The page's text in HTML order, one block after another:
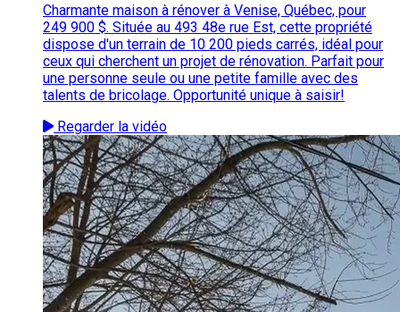
Charmante maison à rénover à Venise, Québec, pour
249 900 $. Située au 493 48e rue Est, cette propriété
dispose d'un terrain de 10 200 pieds carrés, idéal pour
ceux qui cherchent un projet de rénovation. Parfait pour
une personne seule ou une petite famille avec des
talents de bricolage. Opportunité unique à saisir!
Regarder la vidéo